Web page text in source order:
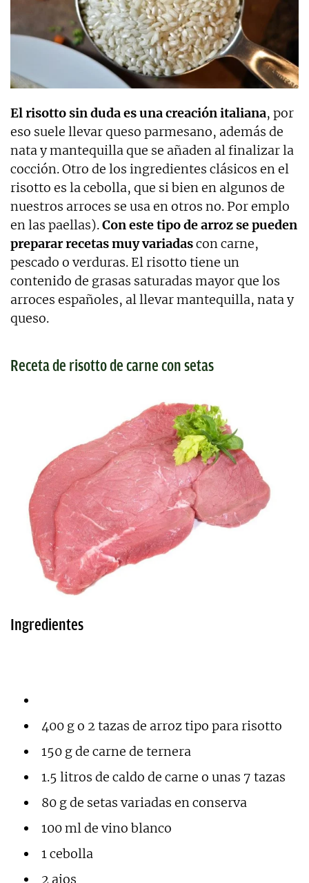
El risotto sin duda es una creación italiana, por
eso suele llevar queso parmesano, además de
nata y mantequilla que se añaden al finalizar la
cocción. Otro de los ingredientes clásicos en el
risotto es la cebolla, que si bien en algunos de
nuestros arroces se usa en otros no. Por emplo
en las paellas).Con este tipo de arroz se pueden
preparar recetas muy variadascon carne,
pescado o verduras. El risotto tiene un
contenido de grasas saturadas mayor que los
arroces españoles, al llevar mantequilla, nata y
queso.
Receta de risotto de carne con setas
Ingredientes
400 g o 2 tazas de arroz tipo para risotto
150 g de carne de ternera
1.5 litros de caldo de carne o unas 7 tazas
80 g de setas variadas en conserva
100 ml de vino blanco
1 cebolla
2 ajos